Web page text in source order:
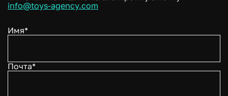
info@toys-agency.com
Имя*
Почта*